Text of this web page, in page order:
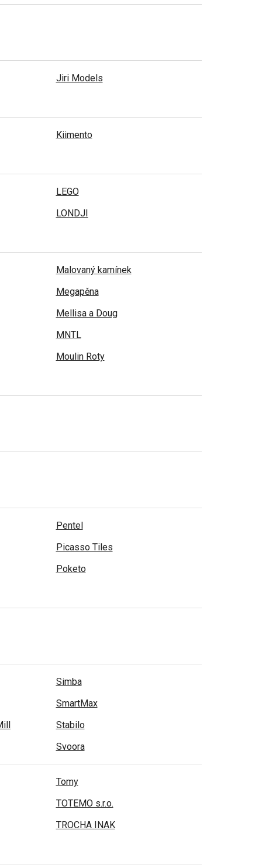
Jiri Models
Kiimento
LEGO
LONDJI
Malovaný kamínek
Megapěna
Mellisa a Doug
MNTL
Moulin Roty
Pentel
Picasso Tiles
Poketo
Simba
SmartMax
Stabilo
Svoora
Tomy
TOTEMO s.r.o.
TROCHA INAK